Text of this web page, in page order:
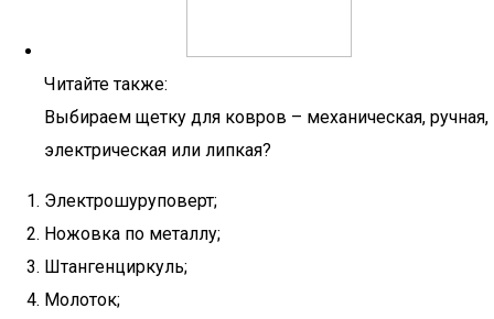
Читайте также:
Выбираем щетку для ковров – механическая, ручная,
электрическая или липкая?
Электрошуруповерт;
Ножовка по металлу;
Штангенциркуль;
Молоток;